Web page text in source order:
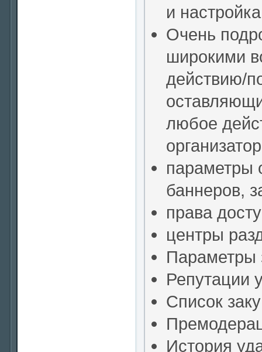
и
Очень
широкими
действию/
любое
параметры
баннеров,
права
центры
Параметры
Репутации
Список
История